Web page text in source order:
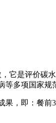
是评价碳水
多项国家规
，即：餐前